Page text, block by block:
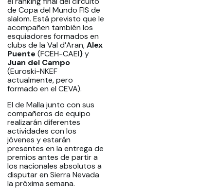
de Copa del Mundo FIS de
slalom. Está previsto que le
acompañen también los
esquiadores formados en
clubs de la Val d’Aran,Alex
Puente (FCEH-CAEI)y
Juan del Campo
(Euroski-NKEF
actualmente, pero
formado en el CEVA).
El de Malla junto con sus
compañeros de equipo
realizarán diferentes
actividades con los
jóvenes y estarán
presentes en la entrega de
premios antes de partir a
los nacionales absolutos a
disputar en Sierra Nevada
la próxima semana.